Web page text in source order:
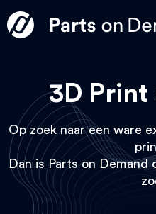
3D Print
Op zoek naar een ware
Dan is Parts on